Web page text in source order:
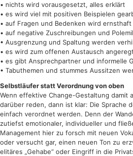
• nichts wird vorausgesetzt, alles erklärt
• es wird viel mit positiven Beispielen
• auf Fragen und Bedenken wird
• auf negative Zuschreibungen und
• Ausgrenzung und Spaltung werden
• es wird zum offenen Austausch angeregt
• es gibt Ansprechpartner und informelle
• Tabuthemen und stummes Aussitzen
Selbstläufer statt Verordnung von oben
Wenn effektive Change-Gestaltung damit
darüber reden, dann ist klar: Die Sprache
einfach verordnet werden. Denn der
zutiefst emotionaler, individueller und
Management hier zu forsch mit neuen
oder versucht gar, einen neuen Ton zu
elitäres „Gehabe“ oder Eingriff in die